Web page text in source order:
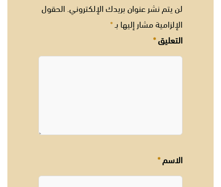
لن يتم نشر عنوان بريدك الإلكتروني. الحقول
الإلزامية مشار إليها بـ*
التعليق*
الاسم*